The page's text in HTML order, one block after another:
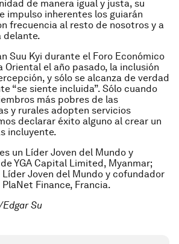
de manera igual y justa, su
impulso inherentes los guiarán
frecuencia al resto de nosotros y a
delante.
Suu Kyi durante el Foro Económico
Oriental el año pasado, la inclusión
y sólo se alcanza de verdad
“se siente incluida”. Sólo cuando
más pobres de las
y rurales adopten servicios
declarar éxito alguno al crear un
incluyente.
un Líder Joven del Mundo y
YGA Capital Limited, Myanmar;
Líder Joven del Mundo y cofundador
Finance, Francia.
Edgar Su